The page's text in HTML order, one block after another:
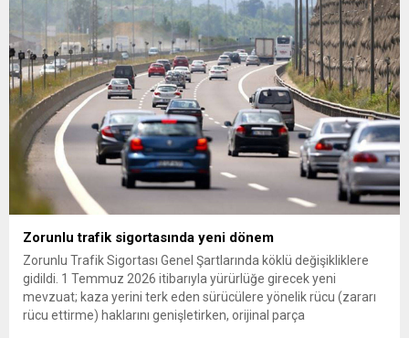
çıkarma cezası uygulanmak üzere Yüksek Disiplin Kurulu’na
(YDK) sevk edilen ve partideki tüm görevlerinden...
Zorunlu trafik sigortasında yeni dönem
Zorunlu Trafik Sigortası Genel Şartlarında köklü değişikliklere
gidildi. 1 Temmuz 2026 itibarıyla yürürlüğe girecek yeni
mevzuat; kaza yerini terk eden sürücülere yönelik rücu (zararı
rücu ettirme) haklarını genişletirken, orijinal parça